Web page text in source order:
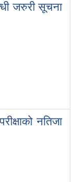
बाफत् खर्च उपलब्ध
जरुरी सूचना
नतिजा